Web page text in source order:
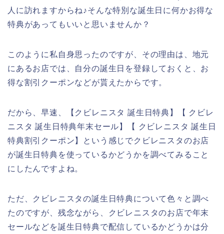
人に訪れますからね♪そんな特別な誕生日に何かお得な
特典があってもいいと思いませんか？
このように私自身思ったのですが、その理由は、地元
にあるお店では、自分の誕生日を登録しておくと、お
得な割引クーポンなどが貰えたからです。
だから、早速、【クビレニスタ 誕生日特典】【 クビレ
ニスタ 誕生日特典年末セール】【 クビレニスタ 誕生日
特典割引クーポン】という感じでクビレニスタのお店
が誕生日特典を使っているかどうかを調べてみること
にしたんですよね。
ただ、クビレニスタの誕生日特典について色々と調べ
たのですが、残念ながら、クビレニスタのお店で年末
セールなどを誕生日特典で配信しているかどうかは分